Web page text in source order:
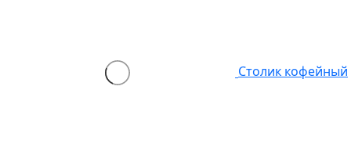
Столик кофейный